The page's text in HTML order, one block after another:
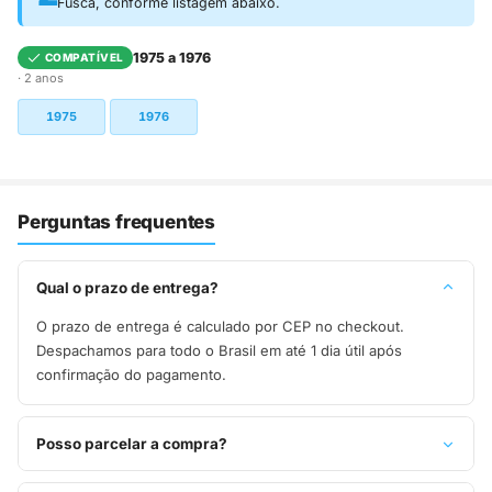
COMPATÍVEL 1975 a 1976
· 2 anos
1975 1976
Perguntas frequentes
Qual o prazo de entrega?
O prazo de entrega é calculado por CEP no checkout.
Despachamos para todo o Brasil em até 1 dia útil após
confirmação do pagamento.
Posso parcelar a compra?
Sim, parcelamos em até 10x sem juros no cartão de crédito,